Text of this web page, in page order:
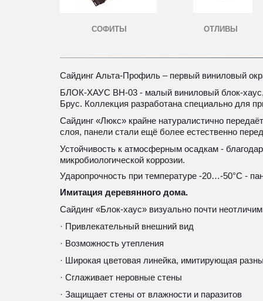
СОФИТЫ ОТЛИВЫ
Сайдинг Альта-Профиль – первый виниловый
БЛОК-ХАУС BH-03 - малый виниловый блок-хаус,
Брус. Коллекция разработана специально для
Сайдинг «Люкс» крайне натуралистично
слоя, панели стали ещё более естественно
Устойчивость к атмосферным осадкам -
микробиологической коррозии.
Ударопрочность при температуре -20…-50°С -
Имитация деревянного дома.
Сайдинг «Блок-хаус» визуально почти
· Привлекательный внешний вид
· Возможность утепления
· Широкая цветовая линейка, имитирующая
· Сглаживает неровные стены
· Защищает стены от влажности и паразитов